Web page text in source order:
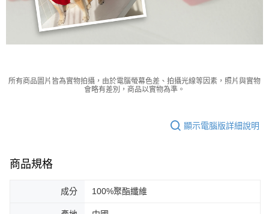
所有商品圖片皆為實物拍攝，由於電腦螢幕色差、拍攝光線等因素，照片與實物
會略有差別，商品以實物為準。
顯示電腦版詳細說明
商品規格
成分 100%聚酯纖維